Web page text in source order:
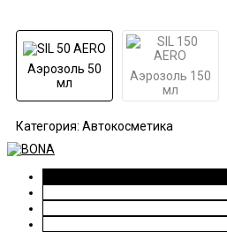
Аэрозоль 50
мл
Аэрозоль 150
мл
Категория: Автокосметика